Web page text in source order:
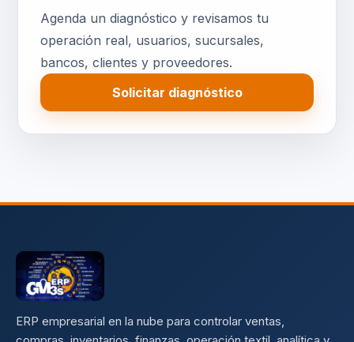
Agenda un diagnóstico y revisamos tu
operación real, usuarios, sucursales,
bancos, clientes y proveedores.
Solicitar diagnóstico
ERP empresarial en la nube para controlar ventas,